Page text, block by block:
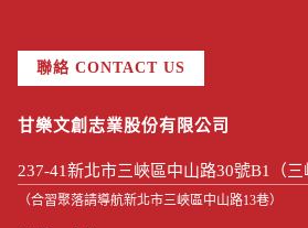
聯絡 CONTACT US
甘樂文創志業股份有限公司
237-41新北市三峽區中山路30號B1（三
（合習聚落請導航新北市三峽區中山路13巷）